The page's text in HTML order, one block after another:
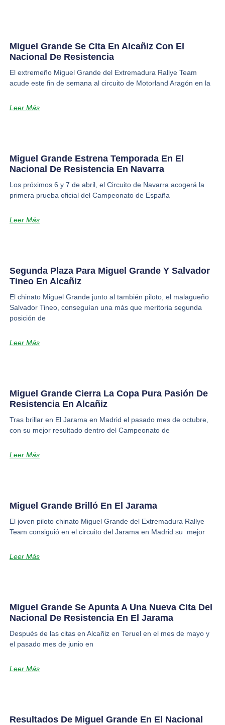
Miguel Grande Se Cita En Alcañiz Con El
Nacional De Resistencia
El extremeño Miguel Grande del Extremadura Rallye Team
acude este fin de semana al circuito de Motorland Aragón en la
Leer Más
Miguel Grande Estrena Temporada En El
Nacional De Resistencia En Navarra
Los próximos 6 y 7 de abril, el Circuito de Navarra acogerá la
primera prueba oficial del Campeonato de España
Leer Más
Segunda Plaza Para Miguel Grande Y Salvador
Tineo En Alcañiz
El chinato Miguel Grande junto al también piloto, el malagueño
Salvador Tineo, conseguían una más que meritoria segunda
posición de
Leer Más
Miguel Grande Cierra La Copa Pura Pasión De
Resistencia En Alcañiz
Tras brillar en El Jarama en Madrid el pasado mes de octubre,
con su mejor resultado dentro del Campeonato de
Leer Más
Miguel Grande Brilló En El Jarama
El joven piloto chinato Miguel Grande del Extremadura Rallye
Team consiguió en el circuito del Jarama en Madrid su mejor
Leer Más
Miguel Grande Se Apunta A Una Nueva Cita Del
Nacional De Resistencia En El Jarama
Después de las citas en Alcañiz en Teruel en el mes de mayo y
el pasado mes de junio en
Leer Más
Resultados De Miguel Grande En El Nacional